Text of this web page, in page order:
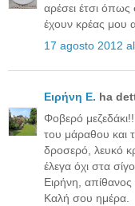
αρέσει έτσι όπως
έχουν κρέας μου
17 agosto 2012
Ειρήνη Ε. ha
Φοβερό
του μάραθου και
δροσερό, λευκό
έλεγα όχι στα
Ειρήνη,
Καλή σου ημέρα.